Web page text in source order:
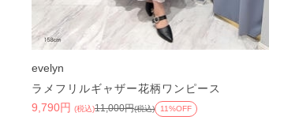
evelyn
ラメフリルギャザー花柄ワンピース
9,790円 (税込)11,000円(税込) 11%OFF